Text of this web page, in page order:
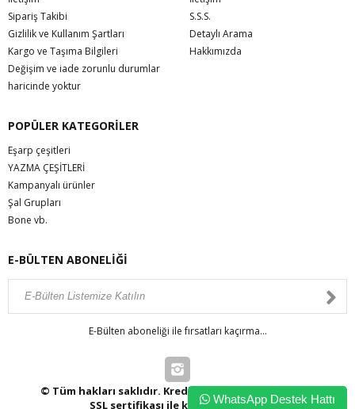
Sipariş Takibi
Gizlilik ve Kullanım Şartları
Kargo ve Taşıma Bilgileri
Değişim ve iade zorunlu durumlar
haricinde yoktur
S.S.S.
Detaylı Arama
Hakkımızda
POPÜLER KATEGORİLER
Eşarp çeşitleri
YAZMA ÇEŞİTLERİ
Kampanyalı ürünler
Şal Grupları
Bone vb.
E-BÜLTEN ABONELİĞİ
E-Bülten aboneliği ile fırsatları kaçırma...
© Tüm hakları saklıdır. Kredi kartı bilgileriniz 256bit
SSL sertifikası ile korunmaktadır.WhatsApp Destek Hattı